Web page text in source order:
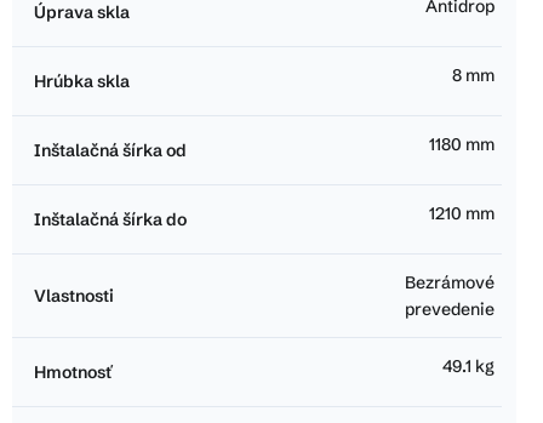
Úprava skla Antidrop
Hrúbka skla 8 mm
Inštalačná šírka od 1180 mm
Inštalačná šírka do 1210 mm
Vlastnosti
Bezrámové
prevedenie
Hmotnosť 49.1 kg